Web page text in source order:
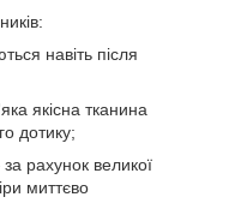
навіть після
якісна тканина
дотику;
рахунок великої
миттєво